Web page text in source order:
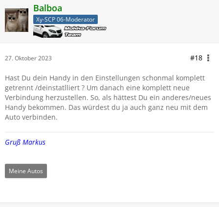
Balboa
Xy-SCP 06-Moderator
27. Oktober 2023 #18
Hast Du dein Handy in den Einstellungen schonmal komplett
getrennt /deinstatlliert ? Um danach eine komplett neue
Verbindung herzustellen. So, als hättest Du ein anderes/neues
Handy bekommen. Das würdest du ja auch ganz neu mit dem
Auto verbinden.
Gruß Markus
Meine Autos